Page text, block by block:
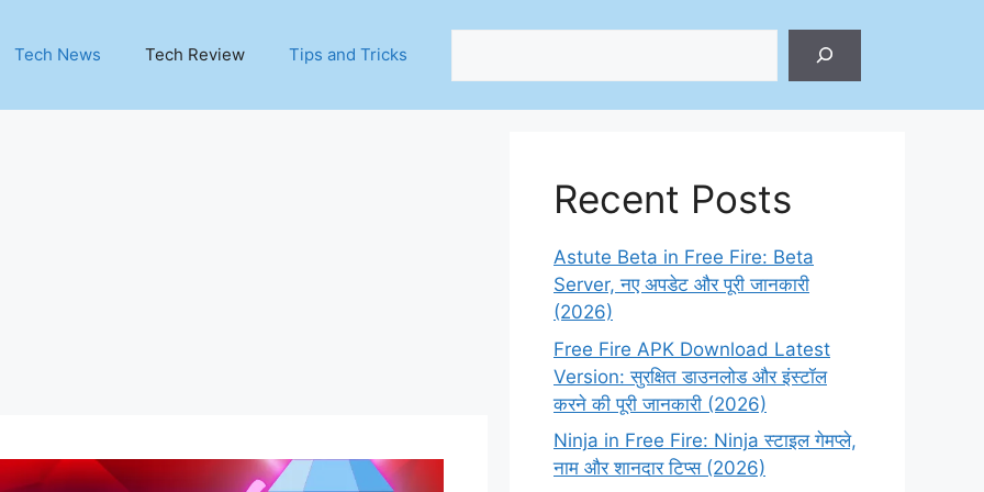
Tech News Tech Review Tips and Tricks
Recent Posts
Astute Beta in Free Fire: Beta
Server, नए अपडेट और पूरी जानकारी
(2026)
Free Fire APK Download Latest
Version: सुरक्षित डाउनलोड और इंस्टॉल
करने की पूरी जानकारी (2026)
Ninja in Free Fire: Ninja स्टाइल गेमप्ले,
नाम और शानदार टिप्स (2026)